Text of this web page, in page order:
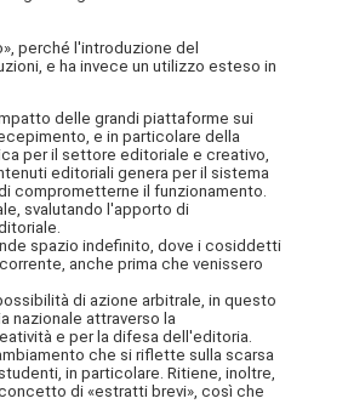
perché l'introduzione del
e ha invece un utilizzo esteso in
delle grandi piattaforme sui
e in particolare della
per il settore editoriale e creativo,
editoriali genera per il sistema
comprometterne il funzionamento.
svalutando l'apporto di
spazio indefinito, dove i cosiddetti
anche prima che venissero
di azione arbitrale, in questo
nazionale attraverso la
e per la difesa dell'editoria.
che si riflette sulla scarsa
in particolare. Ritiene, inoltre,
di «estratti brevi», così che